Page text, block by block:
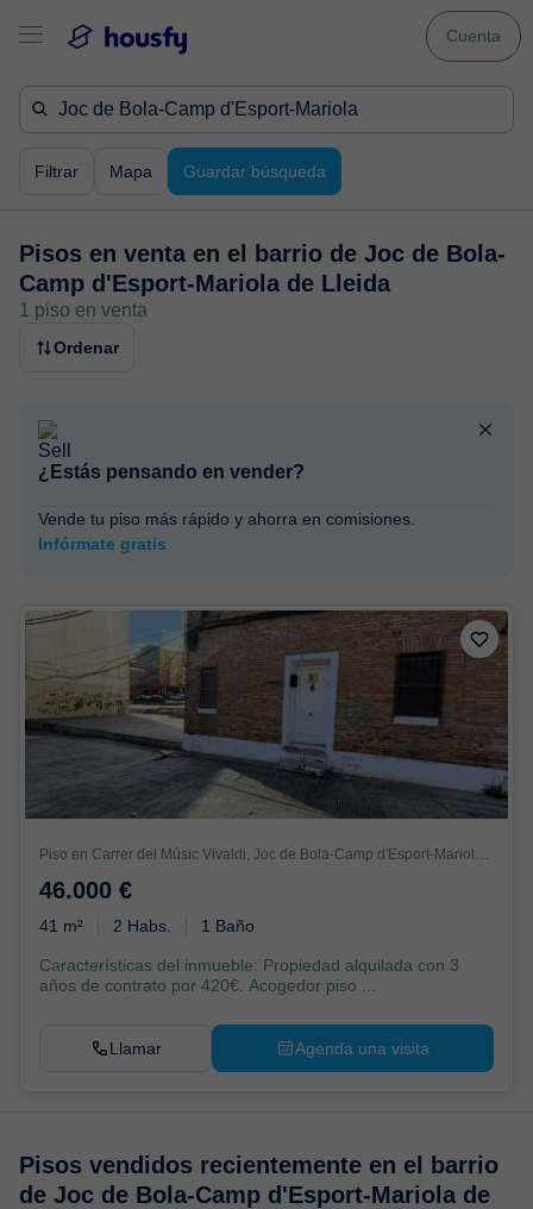
Cuenta
Filtrar Mapa Guardar búsqueda
Pisos en venta en el barrio de Joc de Bola-
Camp d'Esport-Mariola de Lleida
1 piso en venta
Ordenar
¿Estás pensando en vender?
Vende tu piso más rápido y ahorra en comisiones.
Infórmate gratis
46.000 €
41 m² 2 Habs. 1 Baño
Características del inmueble: Propiedad alquilada con 3
años de contrato por 420€. Acogedor piso ...
Llamar Agenda una visita
Pisos vendidos recientemente en el barrio
de Joc de Bola-Camp d'Esport-Mariola de